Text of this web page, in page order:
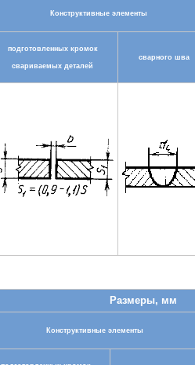
Конструктивные элементы
подготовленных кромок
свариваемых деталей
сварного шва
Размеры, мм
Конструктивные элементы